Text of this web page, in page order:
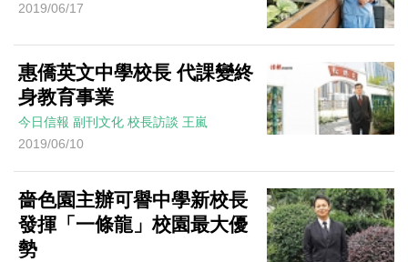
2019/06/17
惠僑英文中學校長 代課變終
身教育事業
今日信報 副刊文化 校長訪談 王嵐
2019/06/10
嗇色園主辦可譽中學新校長
發揮「一條龍」校園最大優
勢